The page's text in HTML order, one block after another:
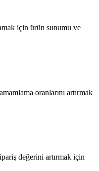
için ürün sunumu ve
oranlarını artırmak
değerini artırmak için